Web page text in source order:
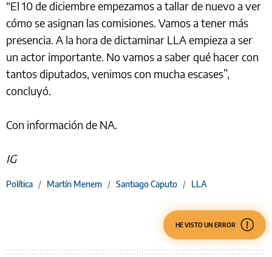
“El 10 de diciembre empezamos a tallar de nuevo a ver
cómo se asignan las comisiones. Vamos a tener más
presencia. A la hora de dictaminar LLA empieza a ser
un actor importante. No vamos a saber qué hacer con
tantos diputados, venimos con mucha escases”,
concluyó.
Con información de NA.
IG
Política / Martín Menem / Santiago Caputo / LLA
HE VISTO UN ERROR